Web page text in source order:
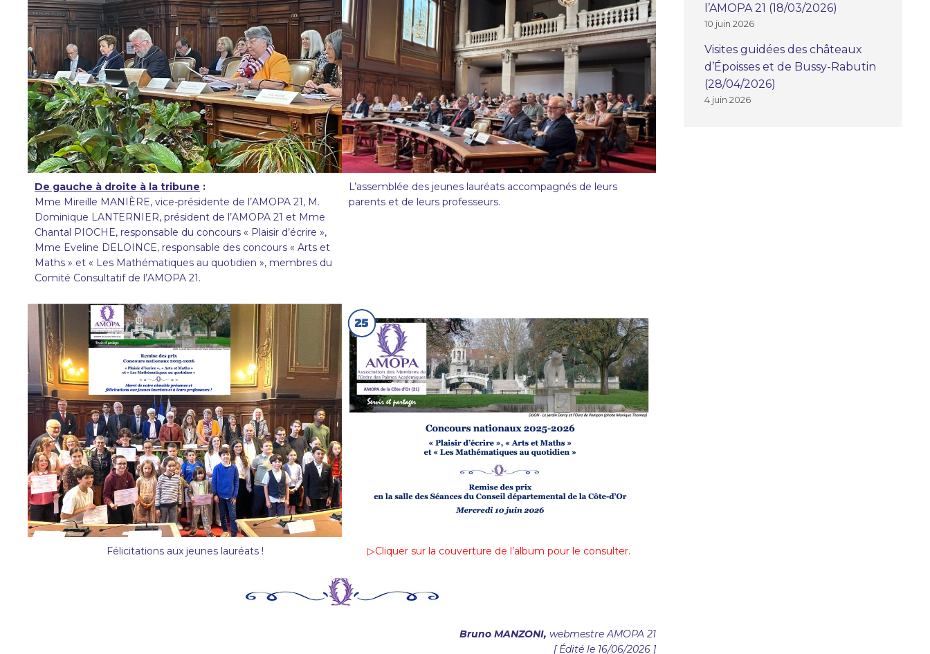
De gauche à droite à la tribune :
Mme Mireille MANIÈRE, vice-présidente de l’AMOPA 21, M.
Dominique LANTERNIER, président de l’AMOPA 21 et Mme
Chantal PIOCHE, responsable du concours « Plaisir d’écrire »,
Mme Eveline DELOINCE, responsable des concours « Arts et
Maths » et « Les Mathématiques au quotidien », membres du
Comité Consultatif de l’AMOPA 21.
L’assemblée des jeunes lauréats accompagnés de leurs
parents et de leurs professeurs.
Félicitations aux jeunes lauréats ! ▷Cliquer sur la couverture de l’album pour le consulter.
Bruno MANZONI, webmestre AMOPA 21
[ Édité le 16/06/2026 ]
l’AMOPA 21 (18/03/2026)
10 juin 2026
Visites guidées des châteaux
d’Époisses et de Bussy-Rabutin
(28/04/2026)
4 juin 2026